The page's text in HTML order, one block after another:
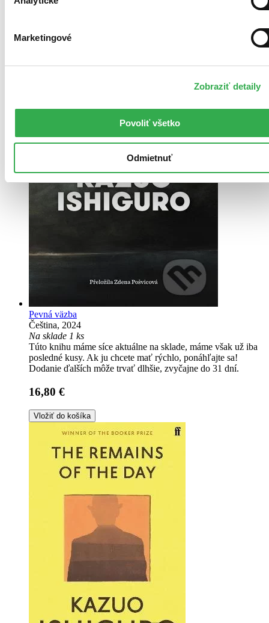
Marketingové
Zobraziť detaily
Povoliť všetko
Odmietnuť
Pevná väzba
Čeština, 2024
Na sklade 1 ks
Túto knihu máme síce aktuálne na sklade, máme však už iba
posledné kusy. Ak ju chcete mať rýchlo, ponáhľajte sa!
Dodanie ďalších môže trvať dlhšie, zvyčajne do 31 dní.
16,80 €
Vložiť do košíka